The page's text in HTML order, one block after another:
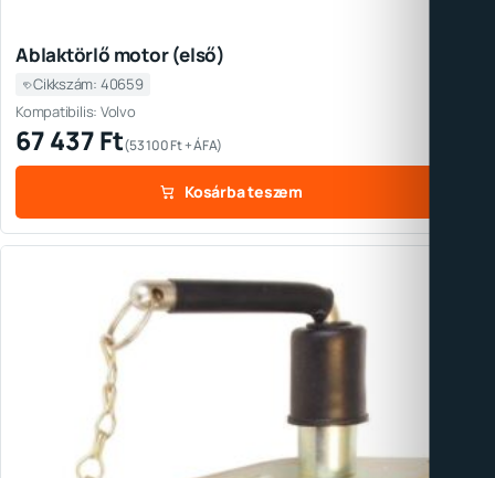
Ablaktörlő motor (első)
Cikkszám: 40659
Kompatibilis: Volvo
67 437Ft(53 100Ft+ ÁFA)
Kosárba teszem